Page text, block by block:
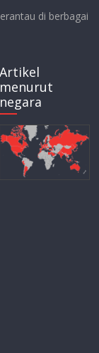
di berbagai
Artikel
menurut
negara